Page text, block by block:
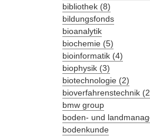
bibliothek (8)
bildungsfonds
bioanalytik
biochemie (5)
bioinformatik (4)
biophysik (3)
biotechnologie (2)
bioverfahrenstechnik
bmw group
boden- und
bodenkunde